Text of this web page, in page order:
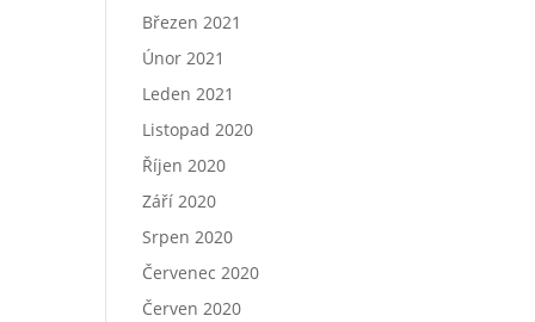
Březen 2021
Únor 2021
Leden 2021
Listopad 2020
Říjen 2020
Září 2020
Srpen 2020
Červenec 2020
Červen 2020